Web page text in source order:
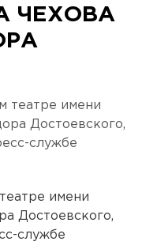
ЧЕХОВА
театре имени
Достоевского,
службе
имени
Достоевского,
службе